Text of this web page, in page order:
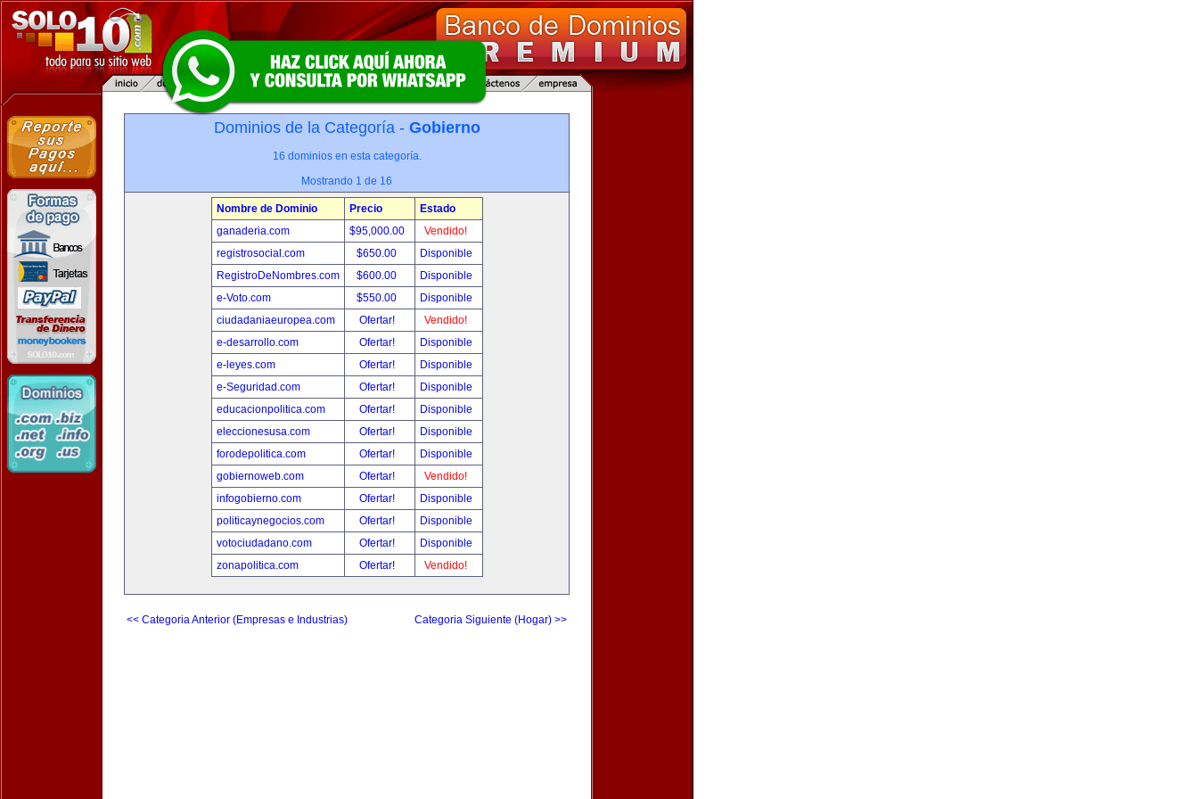
Dominios de la Categoría - Gobierno
16 dominios en esta categoría.
Mostrando 1 de 16
Nombre de Dominio Precio
Estado
ganaderia.com
$95,000.00
Vendido!
registrosocial.com
$650.00
Disponible
RegistroDeNombres.com
$600.00
Disponible
e-Voto.com
$550.00
Disponible
ciudadaniaeuropea.com
Ofertar!
Vendido!
e-desarrollo.com
Ofertar!
Disponible
e-leyes.com
Ofertar!
Disponible
e-Seguridad.com
Ofertar!
Disponible
educacionpolitica.com
Ofertar!
Disponible
eleccionesusa.com
Ofertar!
Disponible
forodepolitica.com
Ofertar!
Disponible
gobiernoweb.com
Ofertar!
Vendido!
infogobierno.com
Ofertar!
Disponible
politicaynegocios.com
Ofertar!
Disponible
votociudadano.com
Ofertar!
Disponible
zonapolitica.com
Ofertar! Vendido!
<< Categoria Anterior (Empresas e Industrias) Categoria Siguiente (Hogar) >>